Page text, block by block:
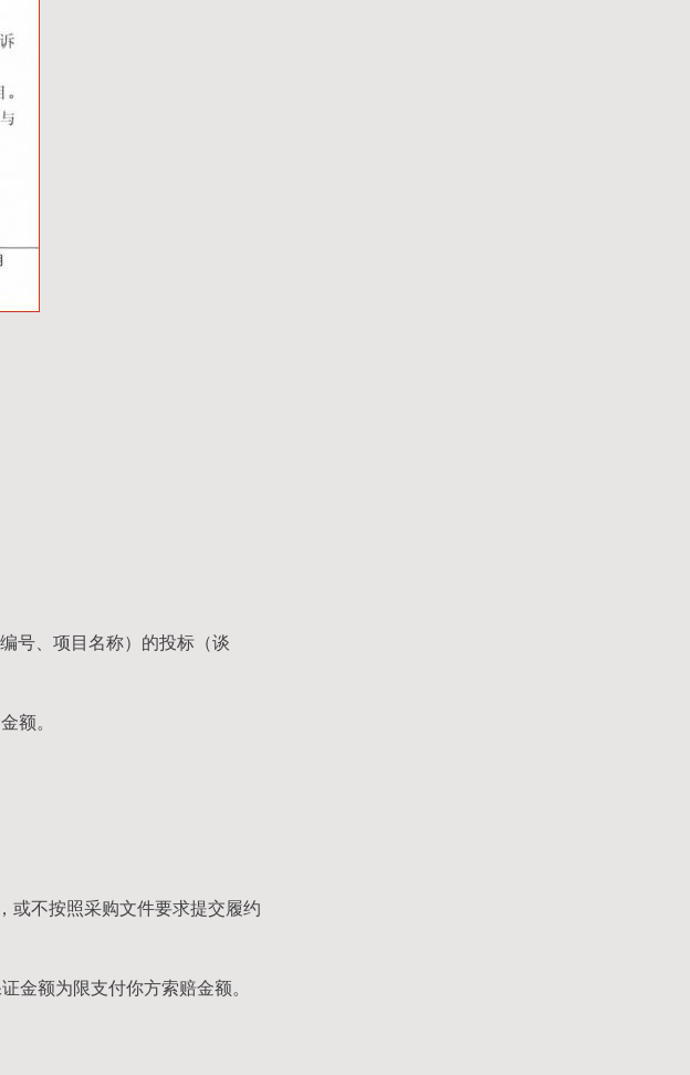
号、项目名称）的投标（谈
额。
或不按照采购文件要求提交履约
金额为限支付你方索赔金额。